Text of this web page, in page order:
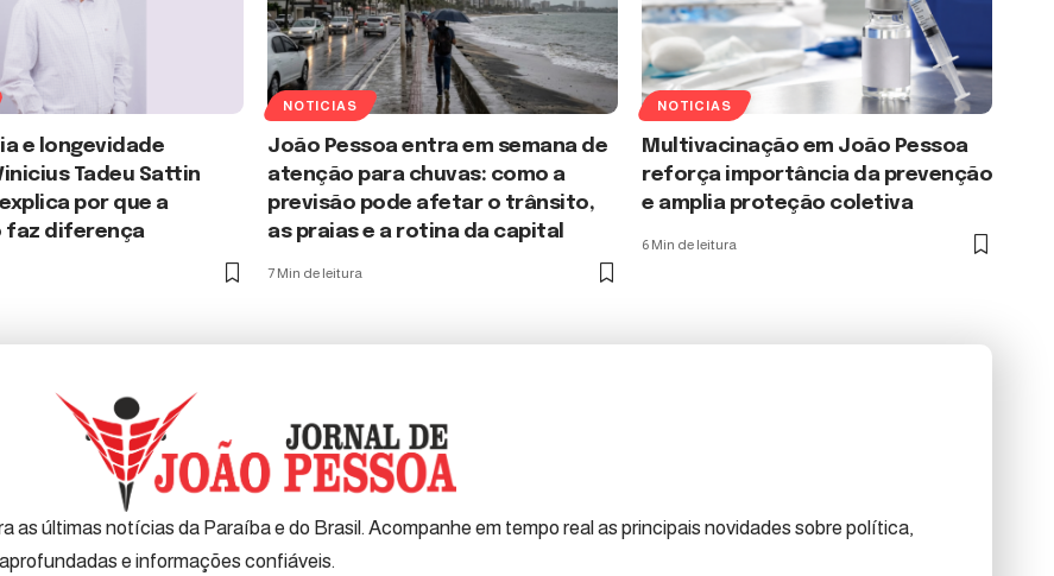
e longevidade
Tadeu Sattin
por que a
faz diferença
NOTICIAS
João Pessoa entra em semana de
atenção para chuvas: como a
previsão pode afetar o trânsito,
as praias e a rotina da capital
7 Min de leitura
NOTICIAS
Multivacinação em João Pessoa
reforça importância da prevenção
e amplia proteção coletiva
6 Min de leitura
as últimas notícias da Paraíba e do Brasil. Acompanhe em tempo real as principais novidades sobre política,
e informações confiáveis.